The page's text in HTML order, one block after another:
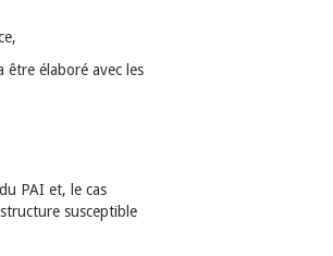
être élaboré avec les
PAI et, le cas
susceptible